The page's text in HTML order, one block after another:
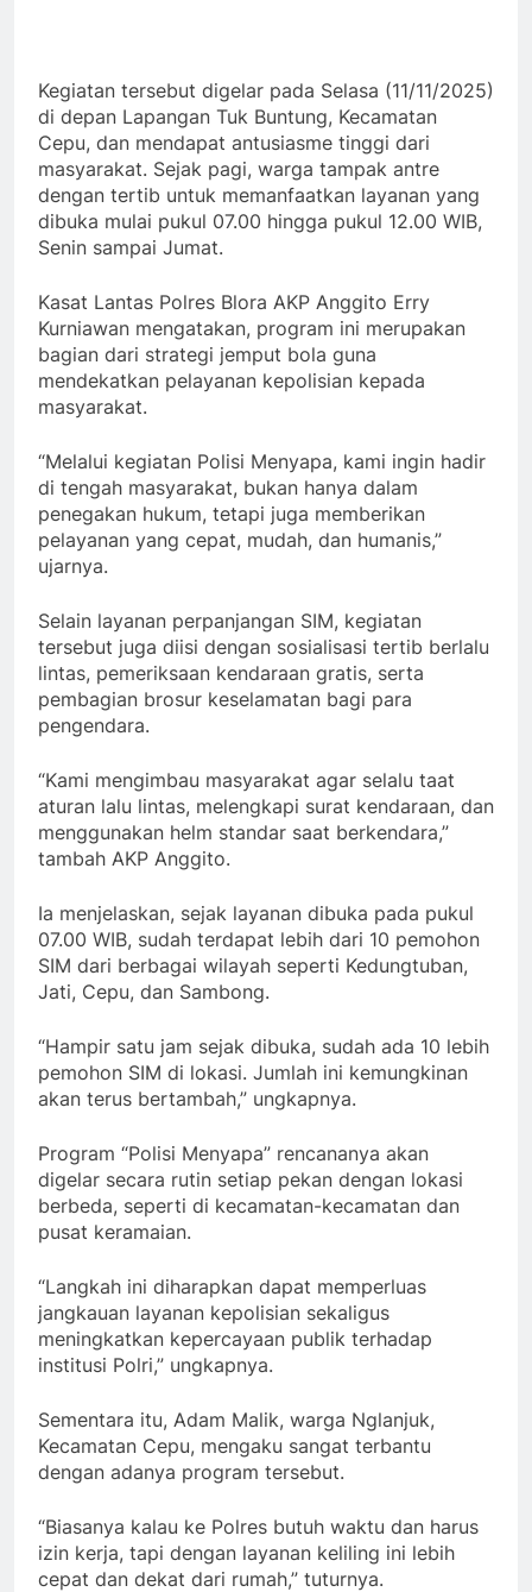
Kegiatan tersebut digelar pada Selasa (11/11/2025)
di depan Lapangan Tuk Buntung, Kecamatan
Cepu, dan mendapat antusiasme tinggi dari
masyarakat. Sejak pagi, warga tampak antre
dengan tertib untuk memanfaatkan layanan yang
dibuka mulai pukul 07.00 hingga pukul 12.00 WIB,
Senin sampai Jumat.
Kasat Lantas Polres Blora AKP Anggito Erry
Kurniawan mengatakan, program ini merupakan
bagian dari strategi jemput bola guna
mendekatkan pelayanan kepolisian kepada
masyarakat.
“Melalui kegiatan Polisi Menyapa, kami ingin hadir
di tengah masyarakat, bukan hanya dalam
penegakan hukum, tetapi juga memberikan
pelayanan yang cepat, mudah, dan humanis,”
ujarnya.
Selain layanan perpanjangan SIM, kegiatan
tersebut juga diisi dengan sosialisasi tertib berlalu
lintas, pemeriksaan kendaraan gratis, serta
pembagian brosur keselamatan bagi para
pengendara.
“Kami mengimbau masyarakat agar selalu taat
aturan lalu lintas, melengkapi surat kendaraan, dan
menggunakan helm standar saat berkendara,”
tambah AKP Anggito.
Ia menjelaskan, sejak layanan dibuka pada pukul
07.00 WIB, sudah terdapat lebih dari 10 pemohon
SIM dari berbagai wilayah seperti Kedungtuban,
Jati, Cepu, dan Sambong.
“Hampir satu jam sejak dibuka, sudah ada 10 lebih
pemohon SIM di lokasi. Jumlah ini kemungkinan
akan terus bertambah,” ungkapnya.
Program “Polisi Menyapa” rencananya akan
digelar secara rutin setiap pekan dengan lokasi
berbeda, seperti di kecamatan-kecamatan dan
pusat keramaian.
“Langkah ini diharapkan dapat memperluas
jangkauan layanan kepolisian sekaligus
meningkatkan kepercayaan publik terhadap
institusi Polri,” ungkapnya.
Sementara itu, Adam Malik, warga Nglanjuk,
Kecamatan Cepu, mengaku sangat terbantu
dengan adanya program tersebut.
“Biasanya kalau ke Polres butuh waktu dan harus
izin kerja, tapi dengan layanan keliling ini lebih
cepat dan dekat dari rumah,” tuturnya.